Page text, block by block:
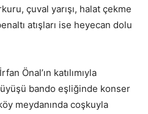
çuval yarışı, halat çekme
atışları ise heyecan dolu
Önal’ın katılımıyla
bando eşliğinde konser
meydanında coşkuyla